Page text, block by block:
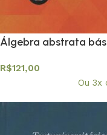
Álgebra abstrata
R$121,00
Ou 3x